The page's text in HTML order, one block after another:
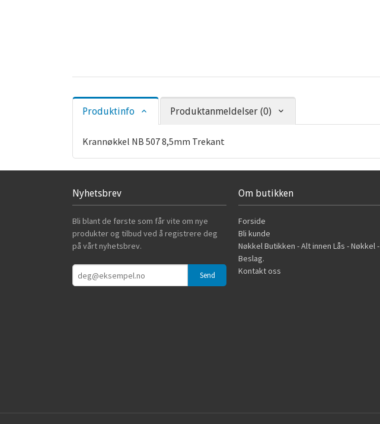
Produktinfo Produktanmeldelser (0)
Krannøkkel NB 507 8,5mm Trekant
Nyhetsbrev
Bli blant de første som får vite om nye
produkter og tilbud ved å registrere deg
på vårt nyhetsbrev.
Om butikken
Forside
Bli kunde
Nøkkel Butikken - Alt innen Lås - Nøkkel -
Beslag.
Kontakt oss